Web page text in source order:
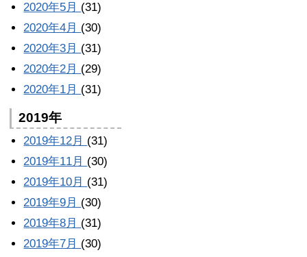
2020年5月 (31)
2020年4月 (30)
2020年3月 (31)
2020年2月 (29)
2020年1月 (31)
2019年
2019年12月 (31)
2019年11月 (30)
2019年10月 (31)
2019年9月 (30)
2019年8月 (31)
2019年7月 (30)